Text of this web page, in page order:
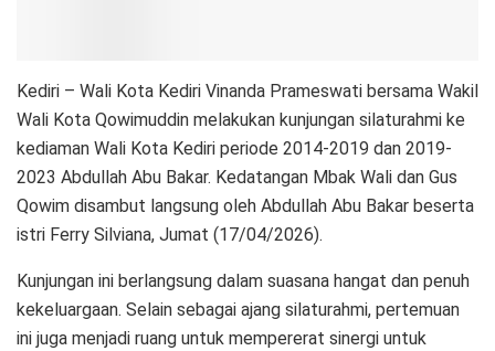
Kediri – Wali Kota Kediri Vinanda Prameswati bersama Wakil
Wali Kota Qowimuddin melakukan kunjungan silaturahmi ke
kediaman Wali Kota Kediri periode 2014-2019 dan 2019-
2023 Abdullah Abu Bakar. Kedatangan Mbak Wali dan Gus
Qowim disambut langsung oleh Abdullah Abu Bakar beserta
istri Ferry Silviana, Jumat (17/04/2026).
Kunjungan ini berlangsung dalam suasana hangat dan penuh
kekeluargaan. Selain sebagai ajang silaturahmi, pertemuan
ini juga menjadi ruang untuk mempererat sinergi untuk